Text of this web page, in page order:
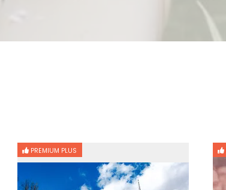
PREMIUM PLUS